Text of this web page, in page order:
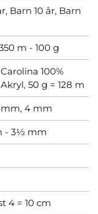
Barn 10 år, Barn
m - 100 g
Carolina 100%
Akryl, 50 g = 128 m
4 mm
- 3½ mm
4 = 10 cm